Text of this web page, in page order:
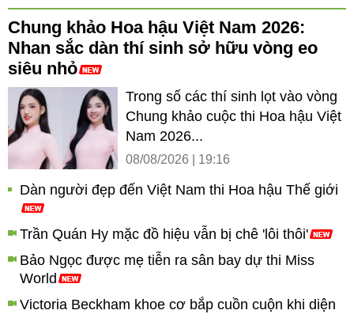
Chung khảo Hoa hậu Việt Nam 2026:
Nhan sắc dàn thí sinh sở hữu vòng eo
siêu nhỏ
Trong số các thí sinh lọt vào vòng
Chung khảo cuộc thi Hoa hậu Việt
Nam 2026...
08/08/2026 | 19:16
Dàn người đẹp đến Việt Nam thi Hoa hậu Thế giới
Trần Quán Hy mặc đồ hiệu vẫn bị chê 'lôi thôi'
Bảo Ngọc được mẹ tiễn ra sân bay dự thi Miss
World
Victoria Beckham khoe cơ bắp cuồn cuộn khi diện